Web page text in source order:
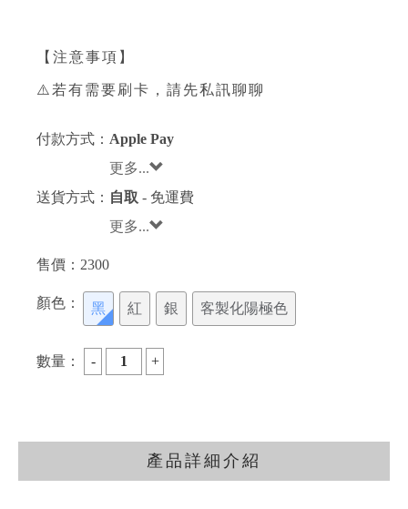
【注意事項】
⚠️若有需要刷卡，請先私訊聊聊
付款方式： Apple Pay
更多...
送貨方式： 自取 - 免運費
更多...
售價： 2300
顏色： 黑 紅 銀 客製化陽極色
數量：
產品詳細介紹